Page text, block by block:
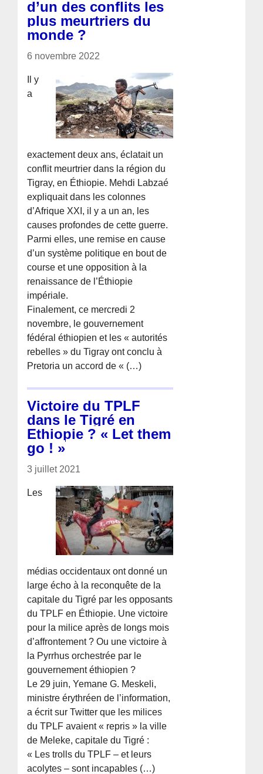
d’un des conflits les
plus meurtriers du
monde ?
6 novembre 2022
Il y
a
exactement deux ans, éclatait un
conflit meurtrier dans la région du
Tigray, en Éthiopie. Mehdi Labzaé
expliquait dans les colonnes
d’Afrique XXI, il y a un an, les
causes profondes de cette guerre.
Parmi elles, une remise en cause
d’un système politique en bout de
course et une opposition à la
renaissance de l’Éthiopie
impériale.
Finalement, ce mercredi 2
novembre, le gouvernement
fédéral éthiopien et les « autorités
rebelles » du Tigray ont conclu à
Pretoria un accord de « (…)
Victoire du TPLF
dans le Tigré en
Ethiopie ? « Let them
go ! »
3 juillet 2021
Les
médias occidentaux ont donné un
large écho à la reconquête de la
capitale du Tigré par les opposants
du TPLF en Éthiopie. Une victoire
pour la milice après de longs mois
d’affrontement ? Ou une victoire à
la Pyrrhus orchestrée par le
gouvernement éthiopien ?
Le 29 juin, Yemane G. Meskeli,
ministre érythréen de l’information,
a écrit sur Twitter que les milices
du TPLF avaient « repris » la ville
de Meleke, capitale du Tigré :
« Les trolls du TPLF – et leurs
acolytes – sont incapables (…)